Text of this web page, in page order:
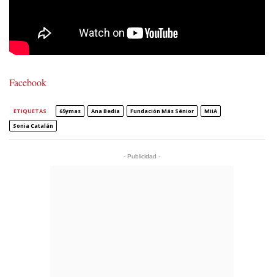
Facebook
ETIQUETAS 65ymas Ana Bedia Fundación Más Sénior
MiiA
Sonia Catalán
- Publicidad -